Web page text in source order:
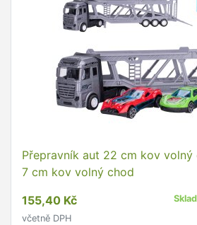
Přepravník aut 22 cm kov
7 cm kov volný chod
155,40 Kč
včetně DPH